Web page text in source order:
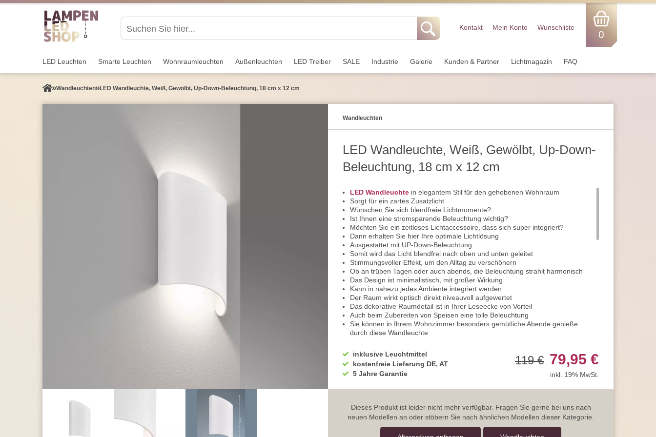
Kontakt Mein Konto Wunschliste
0
LED Leuchten Smarte Leuchten Wohnraum­leuchten Außen­leuchten LED Treiber SALE Industrie Galerie Kunden & Partner Lichtmagazin FAQ
Wand­leuchten LED Wandleuchte, Weiß, Gewölbt, Up-Down-Beleuchtung, 18 cm x 12 cm
Wand­leuchten
LED Wandleuchte, Weiß, Gewölbt, Up-Down-
Beleuchtung, 18 cm x 12 cm
LED Wandleuchte in elegantem Stil für den gehobenen Wohnraum
Sorgt für ein zartes Zusatzlicht
Wünschen Sie sich blendfreie Lichtmomente?
Ist Ihnen eine stromsparende Beleuchtung wichtig?
Möchten Sie ein zeitloses Lichtaccessoire, dass sich super integriert?
Dann erhalten Sie hier Ihre optimale Lichtlösung
Ausgestattet mit UP-Down-Beleuchtung
Somit wird das Licht blendfrei nach oben und unten geleitet
Stimmungsvoller Effekt, um den Alltag zu verschönern
Ob an trüben Tagen oder auch abends, die Beleuchtung strahlt harmonisch
Das Design ist minimalistisch, mit großer Wirkung
Kann in nahezu jedes Ambiente integriert werden
Der Raum wirkt optisch direkt niveauvoll aufgewertet
Das dekorative Raumdetail ist in Ihrer Leseecke von Vorteil
Auch beim Zubereiten von Speisen eine tolle Beleuchtung
Sie können in Ihrem Wohnzimmer besonders gemütliche Abende genieße
durch diese Wandleuchte
Neben dem Bett als Nachtleuchte ideal geeignet
Sogar im Flur ein schmuckvolles Statement
Kann in Reihe geschaltet werden und ist somit eine ideale Hotel-Beleuchtung
Selbst in einem Restaurant ist durch diese
für stimmungsvolles
Hergestellt aus hochwertigem Metall
Die farbliche Ausführung ist in mattem Weiß gestaltet
Mit einer Betriebsspannung von 230V / 50Hz
inklusive Leuchtmittel
kostenfreie Lieferung DE, AT
5 Jahre Garantie
119 € 79,95 €
inkl. 19% MwSt.
Dieses Produkt ist leider nicht mehr verfügbar. Fragen Sie gerne bei uns nach
neuen Modellen an oder stöbern Sie nach ähnlichen Modellen dieser Kategorie.